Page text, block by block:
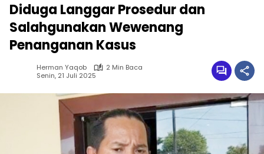
Diduga Langgar Prosedur dan
Salahgunakan Wewenang
Penanganan Kasus
Herman Yaqob
2 Min Baca
Senin, 21 Juli 2025